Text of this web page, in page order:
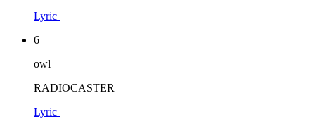
Lyric
6
owl
RADIOCASTER
Lyric